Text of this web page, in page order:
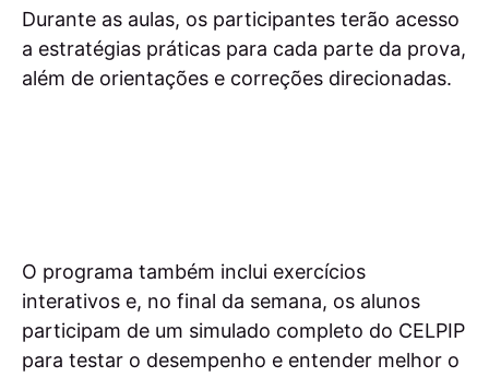
Durante as aulas, os participantes terão acesso
a estratégias práticas para cada parte da prova,
além de orientações e correções direcionadas.
O programa também inclui exercícios
interativos e, no final da semana, os alunos
participam de um simulado completo do CELPIP
para testar o desempenho e entender melhor o